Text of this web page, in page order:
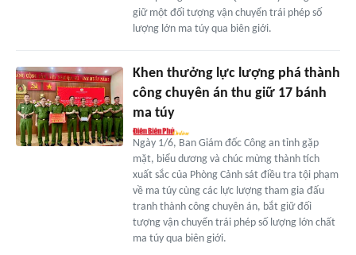
giữ một đối tượng vận chuyển trái phép số
lượng lớn ma túy qua biên giới.
Khen thưởng lực lượng phá thành
công chuyên án thu giữ 17 bánh
ma túy
Ngày 1/6, Ban Giám đốc Công an tỉnh gặp
mặt, biểu dương và chúc mừng thành tích
xuất sắc của Phòng Cảnh sát điều tra tội phạm
về ma túy cùng các lực lượng tham gia đấu
tranh thành công chuyên án, bắt giữ đối
tượng vận chuyển trái phép số lượng lớn chất
ma túy qua biên giới.